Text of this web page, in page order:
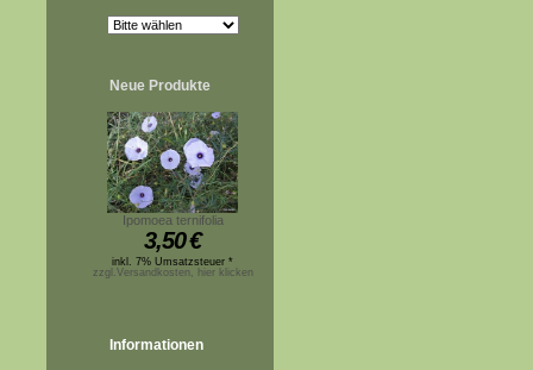
Neue Produkte
Ipomoea ternifolia
3,50€
inkl. 7% Umsatzsteuer *
zzgl.Versandkosten, hier klicken
Informationen